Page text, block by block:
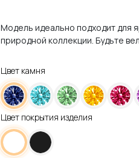
Модель идеально подходит для
природной коллекции. Будьте
Цвет камня
Цвет покрытия изделия